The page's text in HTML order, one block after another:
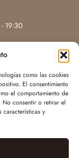
como las cookies
El consentimiento
el comportamiento de
No consentir o retirar el
características y
19:30